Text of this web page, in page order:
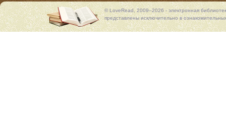
© LoveRead, 2009–2026 - электронная
представлены исключительно в